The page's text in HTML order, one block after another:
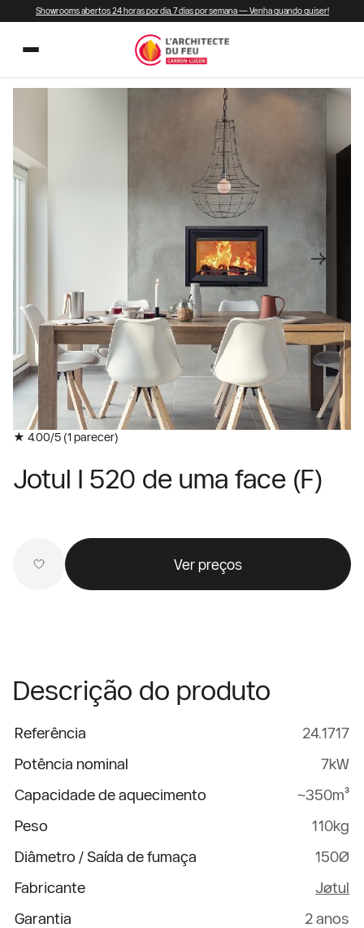
Showrooms abertos 24 horas por dia, 7 dias por semana — Venha quando quiser!
★ 4.00/5 (1parecer)
Jotul I 520 de uma face (F)
Ver preços
Descrição do produto
Referência
24.1717
Potência nominal
7kW
Capacidade de aquecimento
~350m³
Peso
110kg
Diâmetro / Saída de fumaça
150Ø
Fabricante
Jøtul
Garantia
2 anos